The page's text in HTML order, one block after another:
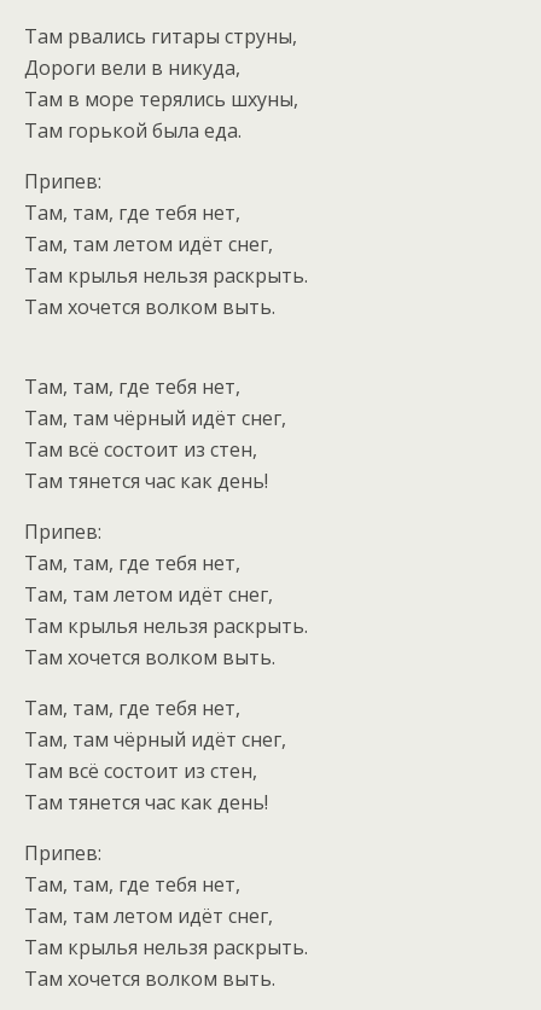
Там рвались гитары струны,
Дороги вели в никуда,
Там в море терялись шхуны,
Там горькой была еда.
Припев:
Там, там, где тебя нет,
Там, там летом идёт снег,
Там крылья нельзя раскрыть.
Там хочется волком выть.
Там, там, где тебя нет,
Там, там чёрный идёт снег,
Там всё состоит из стен,
Там тянется час как день!
Припев:
Там, там, где тебя нет,
Там, там летом идёт снег,
Там крылья нельзя раскрыть.
Там хочется волком выть.
Там, там, где тебя нет,
Там, там чёрный идёт снег,
Там всё состоит из стен,
Там тянется час как день!
Припев:
Там, там, где тебя нет,
Там, там летом идёт снег,
Там крылья нельзя раскрыть.
Там хочется волком выть.